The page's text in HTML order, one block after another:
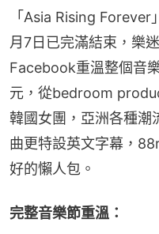
「Asia Rising
月7日已完滿結束，樂
Facebook重溫整個音
元，從bedroom
韓國女團，亞洲各種潮
曲更特設英文字幕，
好的懶人包。
完整音樂節重溫：